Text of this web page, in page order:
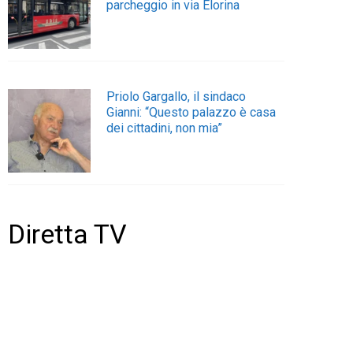
parcheggio in via Elorina
Priolo Gargallo, il sindaco
Gianni: “Questo palazzo è casa
dei cittadini, non mia”
Diretta TV